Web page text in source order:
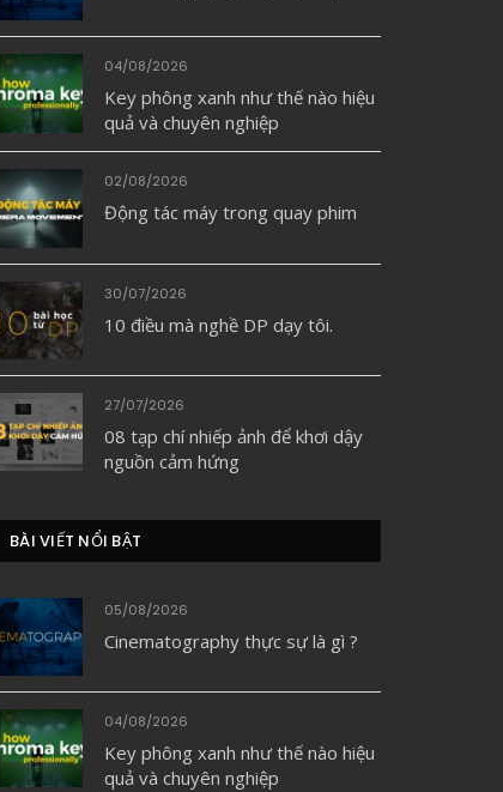
04/08/2026
Key phông xanh như thế nào hiệu
quả và chuyên nghiệp
02/08/2026
Động tác máy trong quay phim
30/07/2026
10 điều mà nghề DP dạy tôi.
27/07/2026
08 tạp chí nhiếp ảnh để khơi dậy
nguồn cảm hứng
BÀI VIẾT NỔI BẬT
05/08/2026
Cinematography thực sự là gì ?
04/08/2026
Key phông xanh như thế nào hiệu
quả và chuyên nghiệp